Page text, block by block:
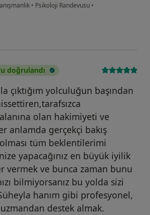
• Psikoloji Randevusu •
m....
doğrulandı
çıktığım yolculuğun başından
olan hakimiyeti ve
anlamda gerçekçi bakış
olması tüm beklentilerimi
yapacağınız en büyük iyilik
vermek ve bunca zaman bunu
bilmiyorsanız bu yolda sizi
hanım gibi profesyonel,
destek almak.